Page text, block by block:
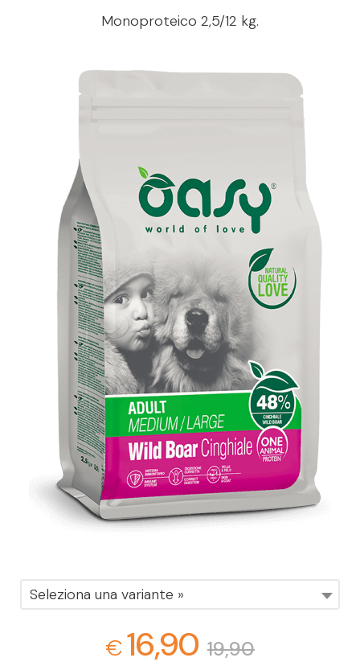
Monoproteico 2,5/12 kg.
Seleziona una variante »
€16,90 19,90